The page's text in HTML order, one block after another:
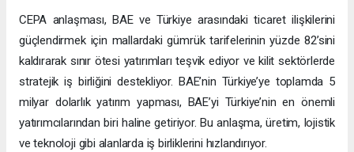
CEPA anlaşması, BAE ve Türkiye arasındaki ticaret ilişkilerini
güçlendirmek için mallardaki gümrük tarifelerinin yüzde 82’sini
kaldırarak sınır ötesi yatırımları teşvik ediyor ve kilit sektörlerde
stratejik iş birliğini destekliyor. BAE’nin Türkiye’ye toplamda 5
milyar dolarlık yatırım yapması, BAE’yi Türkiye’nin en önemli
yatırımcılarından biri haline getiriyor. Bu anlaşma, üretim, lojistik
ve teknoloji gibi alanlarda iş birliklerini hızlandırıyor.